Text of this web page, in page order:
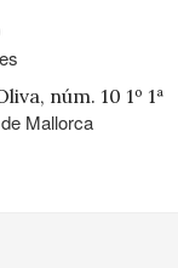
núm. 10 1º 1ª
Mallorca